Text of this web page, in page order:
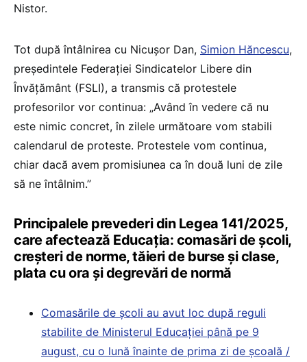
Nistor.
Tot după întâlnirea cu Nicușor Dan, Simion Hăncescu,
președintele Federației Sindicatelor Libere din
Învățământ (FSLI), a transmis că protestele
profesorilor vor continua: „Având în vedere că nu
este nimic concret, în zilele următoare vom stabili
calendarul de proteste. Protestele vom continua,
chiar dacă avem promisiunea ca în două luni de zile
să ne întâlnim.”
Principalele prevederi din Legea 141/2025,
care afectează Educația: comasări de școli,
creșteri de norme, tăieri de burse și clase,
plata cu ora și degrevări de normă
Comasările de școli au avut loc după reguli
stabilite de Ministerul Educației până pe 9
august, cu o lună înainte de prima zi de școală /